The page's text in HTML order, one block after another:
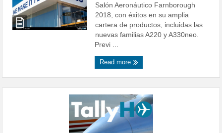
Salón Aeronáutico Farnborough
2018, con éxitos en su amplia
cartera de productos, incluidas las
nuevas familias A220 y A330neo.
Previ ...
Read more